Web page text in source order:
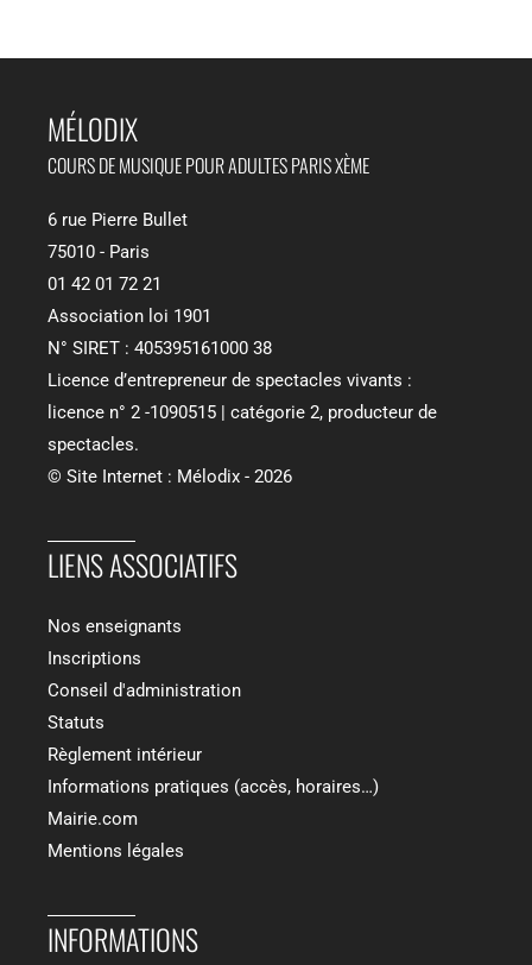
MÉLODIX​
COURS DE MUSIQUE POUR ADULTES PARIS XÈME
6 rue Pierre Bullet
75010 - Paris
01 42 01 72 21
Association loi 1901
N° SIRET : 405395161000 38
Licence d’entrepreneur de spectacles vivants :
licence n° 2 -1090515 | catégorie 2, producteur de
spectacles.
© Site Internet : Mélodix - 2026
LIENS ASSOCIATIFS​
Nos enseignants
Inscriptions
Conseil d'administration
Statuts
Règlement intérieur
Informations pratiques (accès, horaires…)
Mairie.com
Mentions légales
INFORMATIONS​